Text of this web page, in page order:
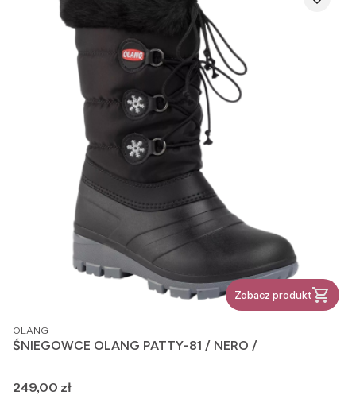
Zobacz produkt
PRODUCENT
OLANG
ŚNIEGOWCE OLANG PATTY-81 / NERO /
Cena
249,00 zł